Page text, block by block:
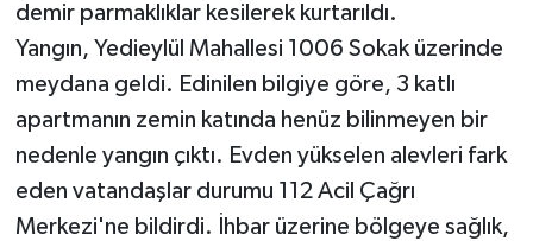
demir parmaklıklar kesilerek kurtarıldı.
Yangın, Yedieylül Mahallesi 1006 Sokak üzerinde
meydana geldi. Edinilen bilgiye göre, 3 katlı
apartmanın zemin katında henüz bilinmeyen bir
nedenle yangın çıktı. Evden yükselen alevleri fark
eden vatandaşlar durumu 112 Acil Çağrı
Merkezi'ne bildirdi. İhbar üzerine bölgeye sağlık,